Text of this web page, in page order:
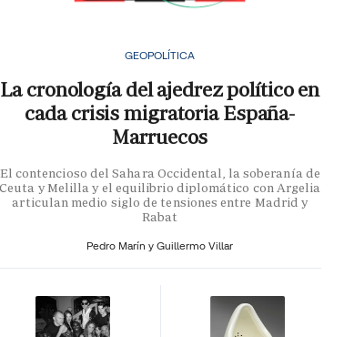
GEOPOLÍTICA
La cronología del ajedrez político en
cada crisis migratoria España-
Marruecos
El contencioso del Sahara Occidental, la soberanía de
Ceuta y Melilla y el equilibrio diplomático con Argelia
articulan medio siglo de tensiones entre Madrid y
Rabat
Pedro Marín y Guillermo Villar